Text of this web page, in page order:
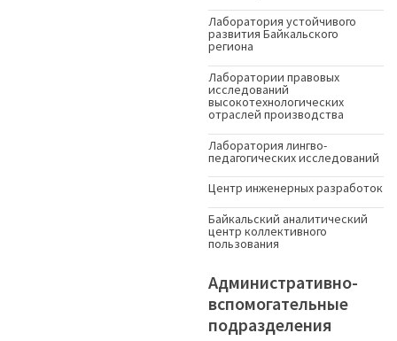
Лаборатория устойчивого
развития Байкальского
региона
Лаборатории правовых
исследований
высокотехнологических
отраслей производства
Лаборатория лингво-
педагогических исследований
Центр инженерных разработок
Байкальский аналитический
центр коллективного
пользования
Административно-
вспомогательные
подразделения